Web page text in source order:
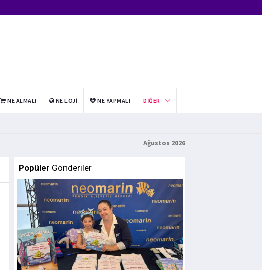
NE ALMALI NE LOJI NE YAPMALI DIĞER
Ağustos 2026
Popüler Gönderiler